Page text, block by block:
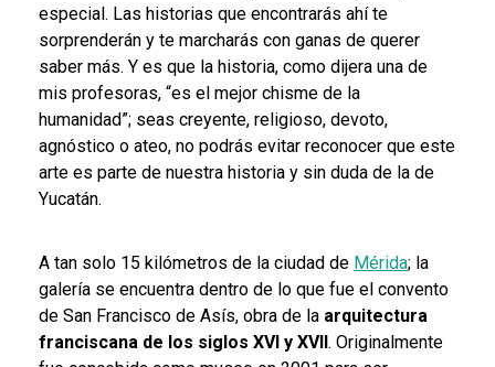
especial. Las historias que encontrarás ahí te
sorprenderán y te marcharás con ganas de querer
saber más. Y es que la historia, como dijera una de
mis profesoras, “es el mejor chisme de la
humanidad”; seas creyente, religioso, devoto,
agnóstico o ateo, no podrás evitar reconocer que este
arte es parte de nuestra historia y sin duda de la de
Yucatán.
A tan solo 15 kilómetros de la ciudad de Mérida; la
galería se encuentra dentro de lo que fue el convento
de San Francisco de Asís, obra de la arquitectura
franciscana de los siglos XVI y XVII . Originalmente